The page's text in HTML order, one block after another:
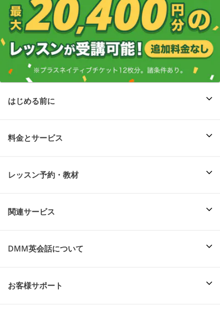
はじめる前に
料金とサービス
レッスン予約・教材
関連サービス
DMM英会話について
お客様サポート